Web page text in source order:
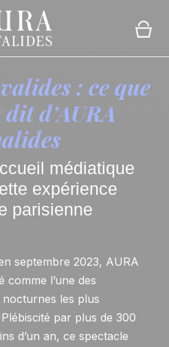
Panier
: ce que
d’AURA
médiatique
expérience
parisienne
septembre 2023, AURA
comme l’une des
les plus
par plus de 300
d’un an, ce spectacle